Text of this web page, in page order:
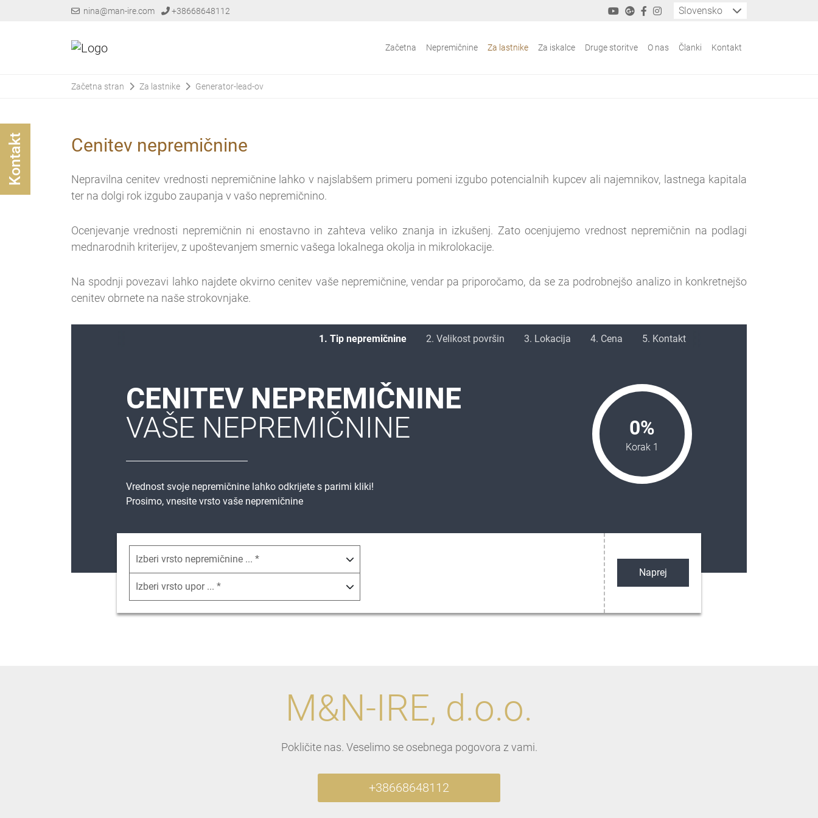
nina@man-ire.com +38668648112 Slovensko
Začetna Nepremičnine Za lastnike Za iskalce Druge storitve O nas Članki Kontakt
Začetna stran Za lastnike Generator-lead-ov
Cenitev nepremičnine
Nepravilna cenitev vrednosti nepremičnine lahko v najslabšem primeru pomeni izgubo potencialnih kupcev ali najemnikov, lastnega kapitala
ter na dolgi rok izgubo zaupanja v vašo nepremičnino.
Ocenjevanje vrednosti nepremičnin ni enostavno in zahteva veliko znanja in izkušenj. Zato ocenjujemo vrednost nepremičnin na podlagi
mednarodnih kriterijev, z upoštevanjem smernic vašega lokalnega okolja in mikrolokacije.
Na spodnji povezavi lahko najdete okvirno cenitev vaše nepremičnine, vendar pa priporočamo, da se za podrobnejšo analizo in konkretnejšo
cenitev obrnete na naše strokovnjake.
M&N-IRE, d.o.o.
Pokličite nas. Veselimo se osebnega pogovora z vami.
+38668648112
Kontakt